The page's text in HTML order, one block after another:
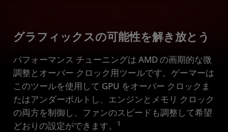
機能
有効化
ダウンロード
グラフィックスの可能性を解き放とう
パフォーマンス チューニングは AMD の画期的な微
調整とオーバー クロック用ツールです。ゲーマーは
このツールを使用して GPU をオーバー クロックま
たはアンダーボルトし、エンジンとメモリ クロック
の両方を制御し、ファンのスピードも調整して希望
どおりの設定ができます。
1